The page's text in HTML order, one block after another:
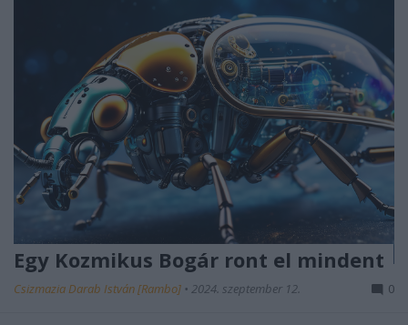
Egy Kozmikus Bogár ront el mindent
Csizmazia Darab István [Rambo] • 2024. szeptember 12. 0